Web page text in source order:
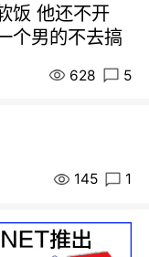
饭 他还不开
个男的不去搞
628 5
145 1